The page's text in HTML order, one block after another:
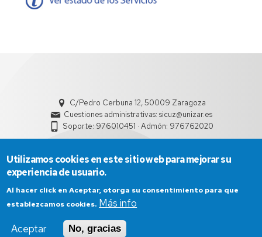
C/Pedro Cerbuna 12, 50009 Zaragoza
Cuestiones administrativas: sicuz@unizar.es
Soporte: 976010451 · Admón: 976762020
Política de Privacidad
Utilizamos cookies en este sitio web para mejorar su
experiencia de usuario.
Al hacer click en Aceptar, otorga su consentimiento para que
establezcamos cookies. Más info
Aceptar
No, gracias